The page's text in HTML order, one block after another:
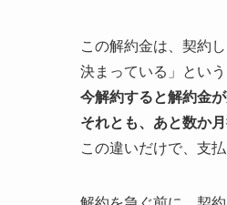
この解約金は、契約
決まっている」という
今解約すると解約金が
それとも、あと数か
この違いだけで、支